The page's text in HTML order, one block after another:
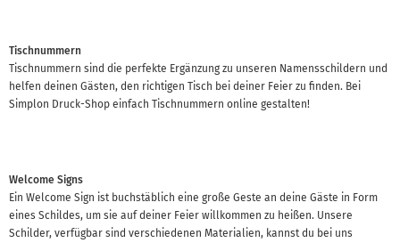
Tischnummern
Tischnummern sind die perfekte Ergänzung zu unseren Namensschildern und
helfen deinen Gästen, den richtigen Tisch bei deiner Feier zu finden. Bei
Simplon Druck-Shop einfach Tischnummern online gestalten!
Welcome Signs
Ein Welcome Sign ist buchstäblich eine große Geste an deine Gäste in Form
eines Schildes, um sie auf deiner Feier willkommen zu heißen. Unsere
Schilder, verfügbar sind verschiedenen Materialien, kannst du bei uns